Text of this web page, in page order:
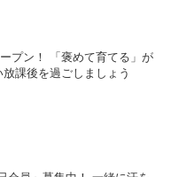
プン！ 「褒めて育てる」が
課後を過ごしましょう